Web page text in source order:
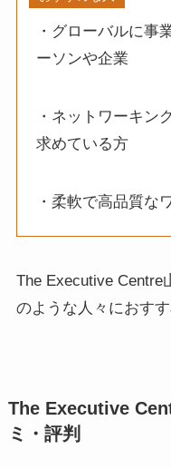
・グローバルに事
ーソンや企業
・ネットワーキン
求めている方
・柔軟で高品質な
The Executive Centre
のような人々におす
The Executive
ミ・評判